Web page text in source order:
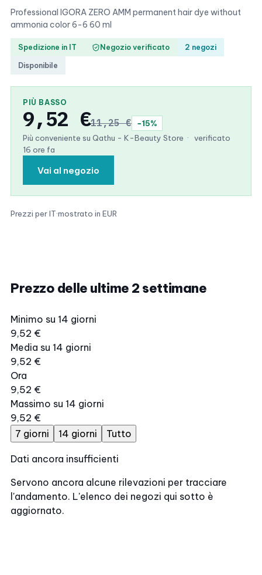
Professional IGORA ZERO AMM permanent hair dye without
ammonia color 6-6 60 ml
Spedizione in IT Negozio verificato
2 negozi
Disponibile
PIÙ BASSO
9,52 €11,25 €
−15%
Più conveniente su Qathu - K-Beauty Store ·
verificato
16 ore fa
Vai al negozio
Prezzi per IT·mostrato in EUR
Prezzo delle ultime 2 settimane
Minimo su 14 giorni
9,52 €
Media su 14 giorni
9,52 €
Ora
9,52 €
Massimo su 14 giorni
9,52 €
7 giorni
14 giorni Tutto
Dati ancora insufficienti
Servono ancora alcune rilevazioni per tracciare
l'andamento. L'elenco dei negozi qui sotto è
aggiornato.